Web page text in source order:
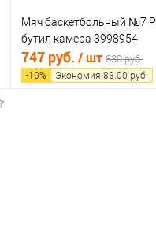
Мяч баскетбольный №7
бутил камера 3998954
747 руб. / шт 830 руб.
-10% Экономия 83.00 руб.